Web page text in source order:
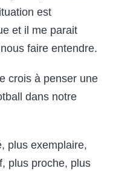
est
et il me parait
faire entendre.
crois à penser une
dans notre
plus exemplaire,
plus proche, plus